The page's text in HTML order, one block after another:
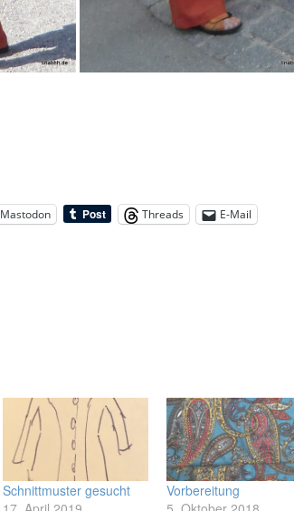
Mastodon Threads E-Mail
Schnittmuster gesucht
Vorbereitung